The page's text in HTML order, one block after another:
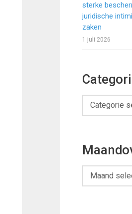
sterke
juridische
zaken
1 juli 2026
Categorieën
Maandoverzicht